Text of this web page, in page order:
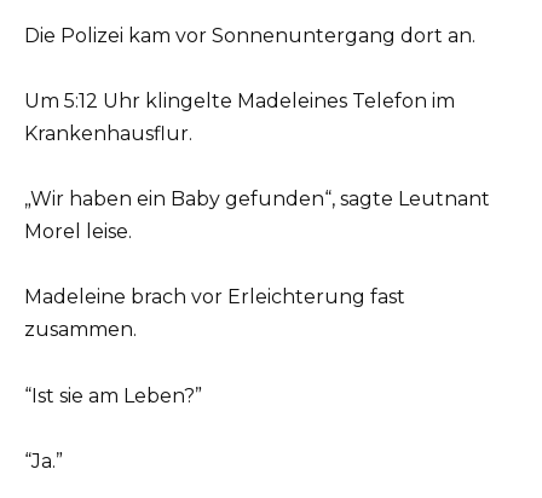
Die Polizei kam vor Sonnenuntergang dort an.
Um 5:12 Uhr klingelte Madeleines Telefon im
Krankenhausflur.
„Wir haben ein Baby gefunden“, sagte Leutnant
Morel leise.
Madeleine brach vor Erleichterung fast
zusammen.
“Ist sie am Leben?”
“Ja.”